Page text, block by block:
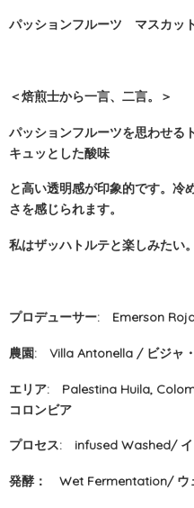
パッションフルーツ マスカ
＜焙煎士から一言、二言。＞
パッションフルーツを思わせる
キュッとした酸味
と高い透明感が印象的です。冷
さを感じられます。
私はザッハトルテと楽しみたい。
プロデューサー: Emerson
農園: Villa Antonella / ビジャ
エリア: Palestina Huila,
コロンビア
プロセス: infused Washed/ イ
発酵： Wet Fermentation/ ウ